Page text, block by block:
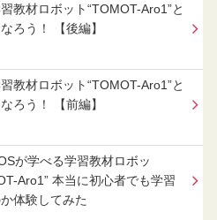
教材ロボット“TOMOT-Aro1”と
ろう！ 【後編】
教材ロボット“TOMOT-Aro1”と
ろう！ 【前編】
が学べる学習教材ロボッ
Aro1” 本当に初心者でも学習
体験してみた